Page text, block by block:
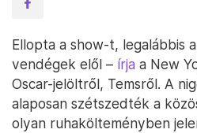
Ellopta a show-t, legalábbis
vendégek elől – írja a New
Oscar-jelöltről, Temsről. A
alaposan szétszedték a
olyan ruhakölteményben